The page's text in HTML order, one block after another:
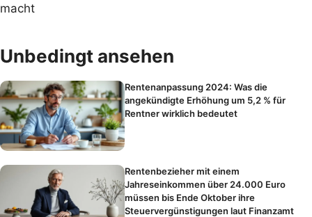
macht
Unbedingt ansehen
Rentenanpassung 2024: Was die
angekündigte Erhöhung um 5,2 % für
Rentner wirklich bedeutet
Rentenbezieher mit einem
Jahreseinkommen über 24.000 Euro
müssen bis Ende Oktober ihre
Steuervergünstigungen laut Finanzamt